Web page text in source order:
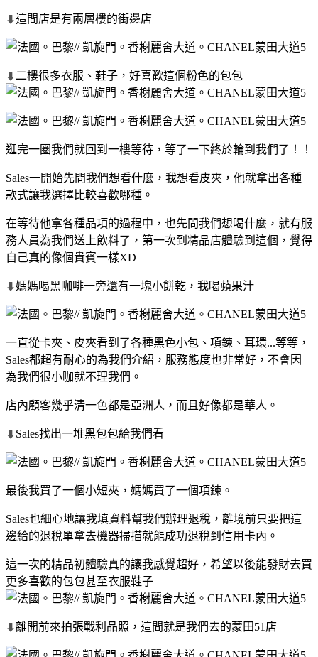
⬇這間店是有兩層樓的街邊店
⬇二樓很多衣服、鞋子，好喜歡這個粉色的包包
逛完一圈我們就回到一樓等待，等了一下終於輪到我們了！！
Sales一開始先問我們想看什麼，我想看皮夾，他就拿出各種
款式讓我選擇比較喜歡哪種。
在等待他拿各種品項的過程中，也先問我們想喝什麼，就有服
務人員為我們送上飲料了，第一次到精品店體驗到這個，覺得
自己真的像個貴賓一樣XD
⬇媽媽喝黑咖啡一旁還有一塊小餅乾，我喝蘋果汁
一直從卡夾、皮夾看到了各種黑色小包、項鍊、耳環...等等，
Sales都超有耐心的為我們介紹，服務態度也非常好，不會因
為我們很小咖就不理我們。
店內顧客幾乎清一色都是亞洲人，而且好像都是華人。
⬇Sales找出一堆黑包包給我們看
最後我買了一個小短夾，媽媽買了一個項鍊。
Sales也細心地讓我填資料幫我們辦理退稅，離境前只要把這
邊給的退稅單拿去機器掃描就能成功退稅到信用卡內。
這一次的精品初體驗真的讓我感覺超好，希望以後能發財去買
更多喜歡的包包甚至衣服鞋子
⬇離開前來拍張戰利品照，這間就是我們去的蒙田51店